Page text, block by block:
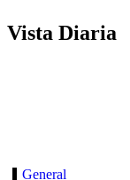
Vista Diaria
General